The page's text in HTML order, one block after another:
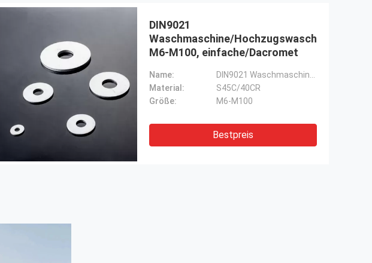
DIN9021
Waschmaschine/Hochzugswaschmaschine,
M6-M100, einfache/Dacromet
Name:
DIN9021 Waschmaschine/Hochzugswaschmaschine
Material:
S45C/40CR
Größe:
M6-M100
Bestpreis